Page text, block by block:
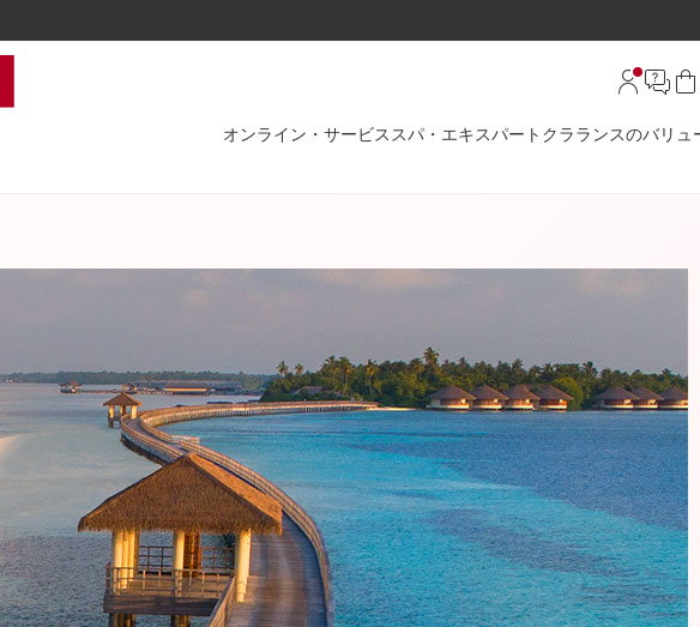
オンライン・サービス スパ・エキスパート クラランスのバリュ